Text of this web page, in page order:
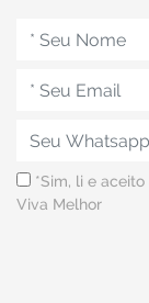
*Sim, li e aceito
Viva Melhor